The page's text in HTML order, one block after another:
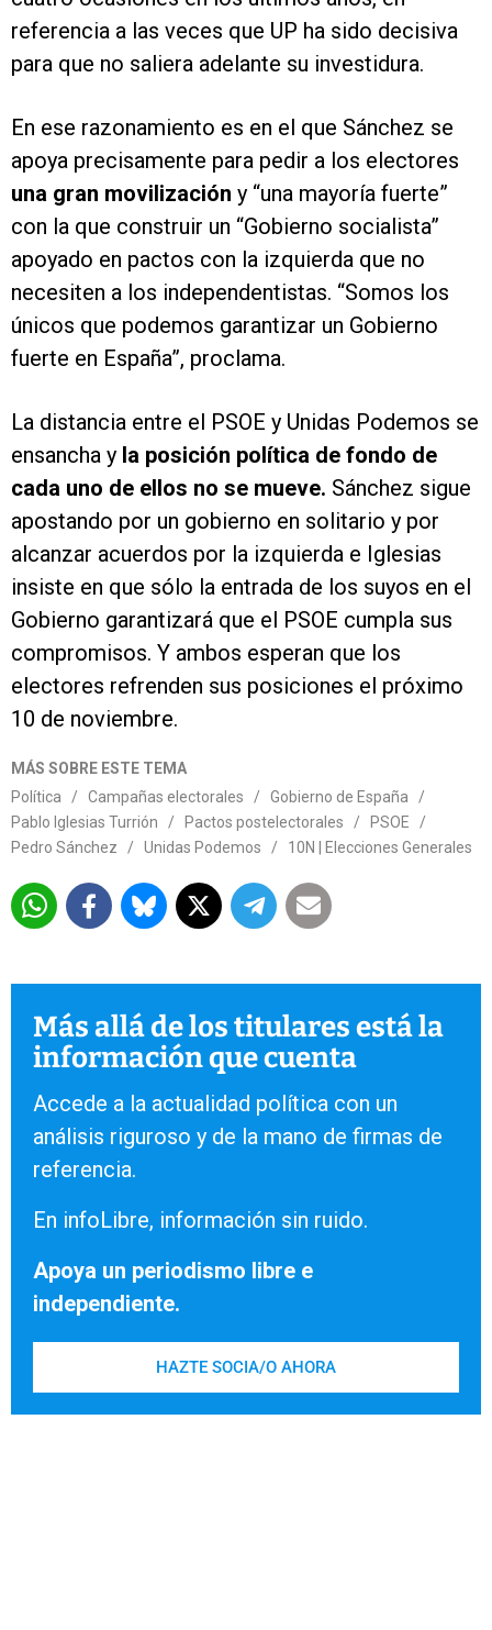
referencia a las veces que UP ha sido decisiva
para que no saliera adelante su investidura.
En ese razonamiento es en el que Sánchez se
apoya precisamente para pedir a los electores
una gran movilización y “una mayoría fuerte”
con la que construir un “Gobierno socialista”
apoyado en pactos con la izquierda que no
necesiten a los independentistas. “Somos los
únicos que podemos garantizar un Gobierno
fuerte en España”, proclama.
La distancia entre el PSOE y Unidas Podemos se
ensancha y la posición política de fondo de
cada uno de ellos no se mueve. Sánchez sigue
apostando por un gobierno en solitario y por
alcanzar acuerdos por la izquierda e Iglesias
insiste en que sólo la entrada de los suyos en el
Gobierno garantizará que el PSOE cumpla sus
compromisos. Y ambos esperan que los
electores refrenden sus posiciones el próximo
10 de noviembre.
MÁS SOBRE ESTE TEMA
Política
/ Campañas electorales / Gobierno de España
/
Pablo Iglesias Turrión
/ Pactos postelectorales / PSOE
/
Pedro Sánchez
/ Unidas Podemos / 10N | Elecciones Generales
Más allá de los titulares está la
información que cuenta
Accede a la actualidad política con un
análisis riguroso y de la mano de firmas de
referencia.
En infoLibre, información sin ruido.
Apoya un periodismo libre e
independiente.
HAZTE SOCIA/O AHORA